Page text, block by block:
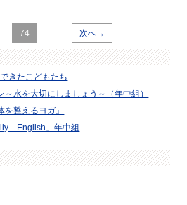
74 次へ→
きたこどもたち
水を大切にしましょう～（年中組）
整えるヨガ』
English」年中組